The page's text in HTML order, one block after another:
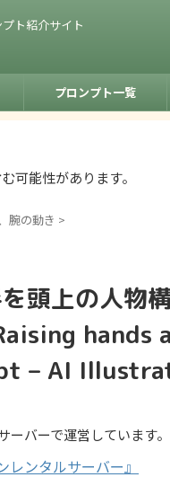
ト紹介サイト
プロンプト一覧
可能性があります。
腕の動き >
を頭上の人物
hands
– AI
バーで運営しています。
ンタルサーバー』